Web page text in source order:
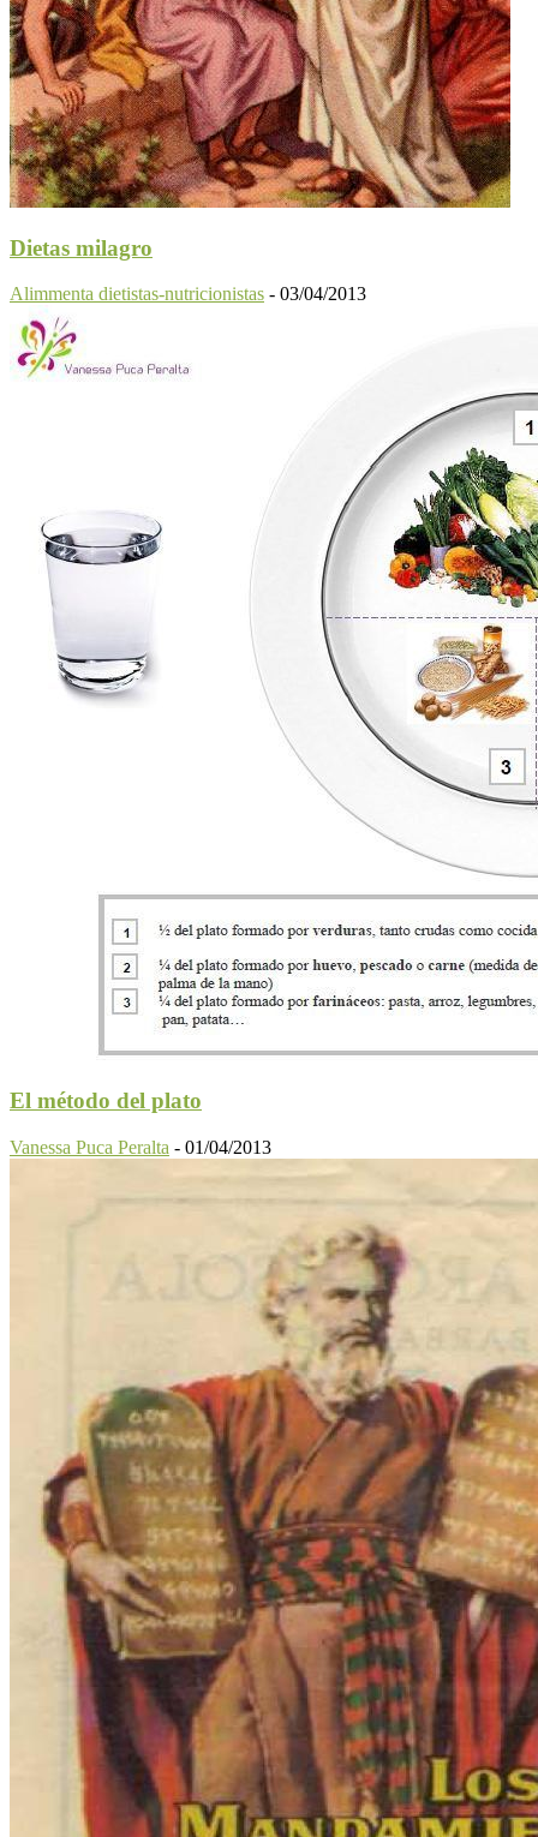
Dietas milagro
Alimmenta dietistas-nutricionistas - 03/04/2013
El método del plato
Vanessa Puca Peralta - 01/04/2013